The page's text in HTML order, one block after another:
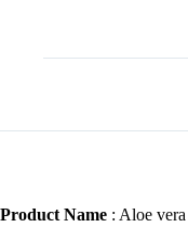
Product Name : Aloe